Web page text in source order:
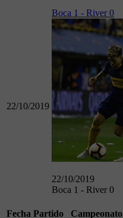
22/10/2019
Boca 1 - River 0
22/10/2019
Boca 1 - River 0
Fecha Partido
Campeonato